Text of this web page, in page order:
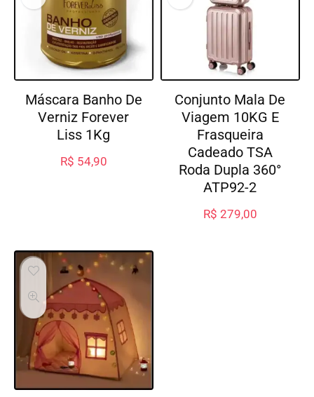
Máscara Banho De
Verniz Forever
Liss 1Kg
R$ 54,90
Conjunto Mala De
Viagem 10KG E
Frasqueira
Cadeado TSA
Roda Dupla 360°
ATP92-2
R$ 279,00